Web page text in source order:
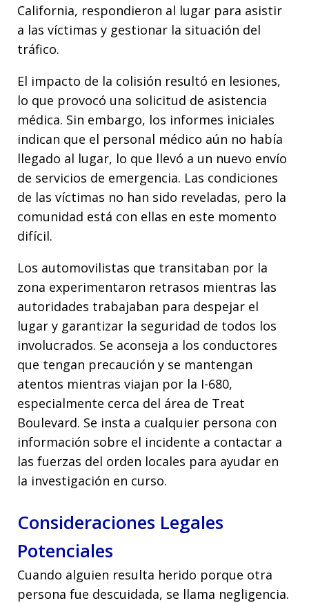
California, respondieron al lugar para asistir
a las víctimas y gestionar la situación del
tráfico.
El impacto de la colisión resultó en lesiones,
lo que provocó una solicitud de asistencia
médica. Sin embargo, los informes iniciales
indican que el personal médico aún no había
llegado al lugar, lo que llevó a un nuevo envío
de servicios de emergencia. Las condiciones
de las víctimas no han sido reveladas, pero la
comunidad está con ellas en este momento
difícil.
Los automovilistas que transitaban por la
zona experimentaron retrasos mientras las
autoridades trabajaban para despejar el
lugar y garantizar la seguridad de todos los
involucrados. Se aconseja a los conductores
que tengan precaución y se mantengan
atentos mientras viajan por la I-680,
especialmente cerca del área de Treat
Boulevard. Se insta a cualquier persona con
información sobre el incidente a contactar a
las fuerzas del orden locales para ayudar en
la investigación en curso.
Consideraciones Legales
Potenciales
Cuando alguien resulta herido porque otra
persona fue descuidada, se llama negligencia.